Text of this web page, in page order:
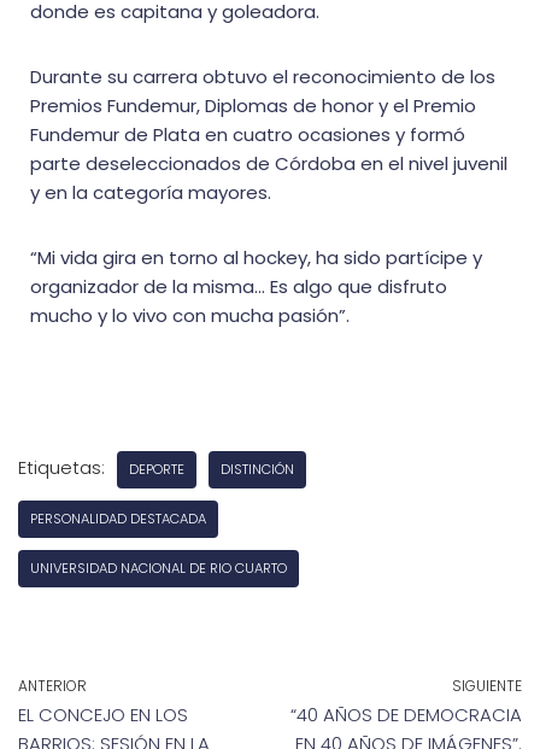
donde es capitana y goleadora.
Durante su carrera obtuvo el reconocimiento de los
Premios Fundemur, Diplomas de honor y el Premio
Fundemur de Plata en cuatro ocasiones y formó
parte deseleccionados de Córdoba en el nivel juvenil
y en la categoría mayores.
“Mi vida gira en torno al hockey, ha sido partícipe y
organizador de la misma… Es algo que disfruto
mucho y lo vivo con mucha pasión”.
Etiquetas: DEPORTE DISTINCIÓN
PERSONALIDAD DESTACADA
UNIVERSIDAD NACIONAL DE RIO CUARTO
ANTERIOR
EL CONCEJO EN LOS
BARRIOS: SESIÓN EN LA
SIGUIENTE
“40 AÑOS DE DEMOCRACIA
EN 40 AÑOS DE IMÁGENES”.